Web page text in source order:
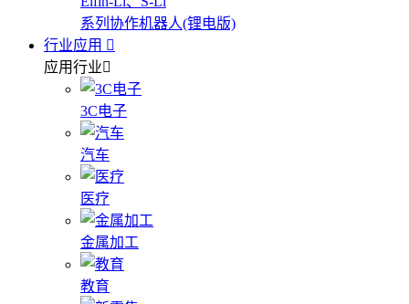
系列协作机器人(锂电版)
行业应用
应用行业
3C电子
汽车
医疗
金属加工
教育